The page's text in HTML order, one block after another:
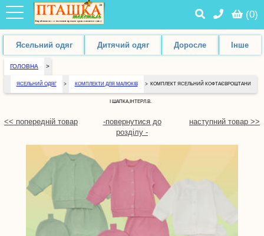
(0)
Ясельний одяг Дитячий одяг Доросле Інше
ГОЛОВНА >
ЯСЕЛЬНИЙ ОДЯГ > КОМПЛЕКТИ ДЛЯ МАЛЮКІВ > КОМПЛЕКТ ЯСЕЛЬНИЙ КОФТАЄВРОШТАНИ
І ШАПКА,ІНТЕРЛ.В.
<< попередній товар
-повернутися до
розділу -
наступний товар >>